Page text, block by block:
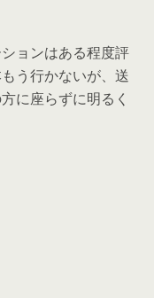
ョンはある程度評
う行かないが、送
に座らずに明るく